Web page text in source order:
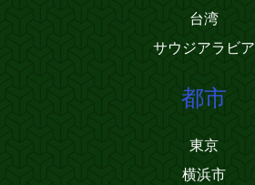
台湾
サウジアラビア
都市
東京
横浜市